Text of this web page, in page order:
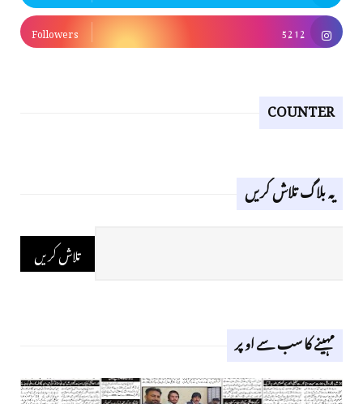
5212
Followers
COUNTER
یہ بلاگ تلاش کریں
مہینے کا سب سے اوپر